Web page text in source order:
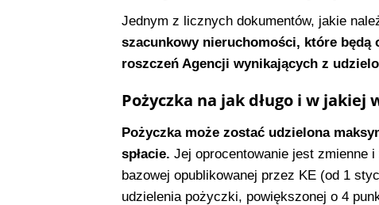
Jednym z licznych dokumentów, jakie
szacunkowy nieruchomości, które będą
roszczeń Agencji wynikających z
Pożyczka na jak długo i w jakiej
Pożyczka może zostać udzielona
spłacie. Jej oprocentowanie jest zmienne
bazowej opublikowanej przez KE (od 1
udzielenia pożyczki, powiększonej o 4